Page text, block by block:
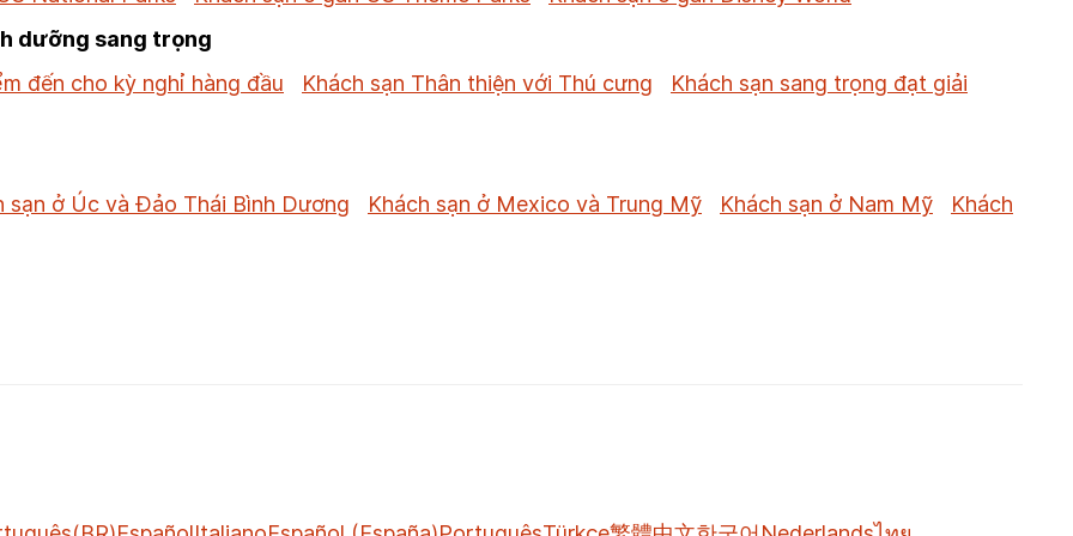
dưỡng sang trọng
đến cho kỳ nghỉ hàng đầu
Khách sạn Thân thiện với Thú cưng Khách sạn sang trọng đạt giải
sạn ở Úc và Đảo Thái Bình Dương Khách sạn ở Mexico và Trung Mỹ Khách sạn ở Nam Mỹ Khách